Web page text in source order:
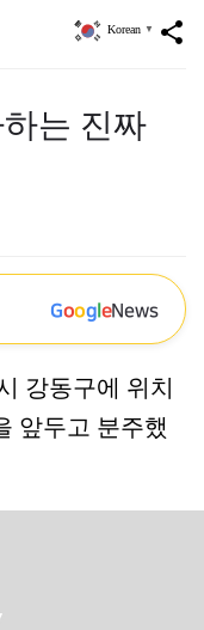
share
Korean ▼
는 진짜
GoogleNews
강동구에 위치
앞두고 분주했